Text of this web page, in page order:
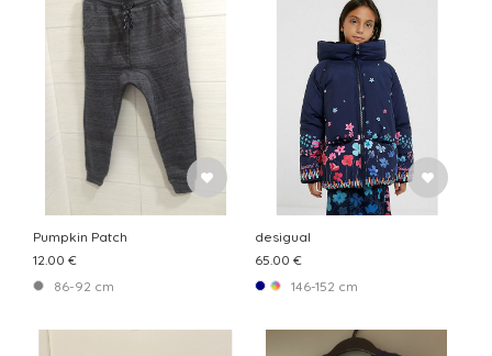
Pumpkin Patch
12.00 €
86-92 cm
desigual
65.00 €
146-152 cm